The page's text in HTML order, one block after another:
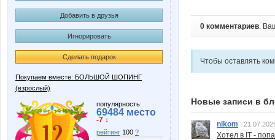
Добавить в друзья
Игнорировать
Сделать подарок
Покупаем вместе: БОЛЬШОЙ ШОПИНГ
(взрослый)
популярность:
69484 место
-7 ↓
рейтинг 100 ?
0 комментариев.
Чтобы оставлять
Новые записи в
nikom
Хотел в IT -